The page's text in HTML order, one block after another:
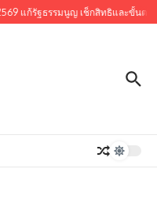
แก้รัฐธรรมนูญ เช็กสิทธิและขั้นตอ